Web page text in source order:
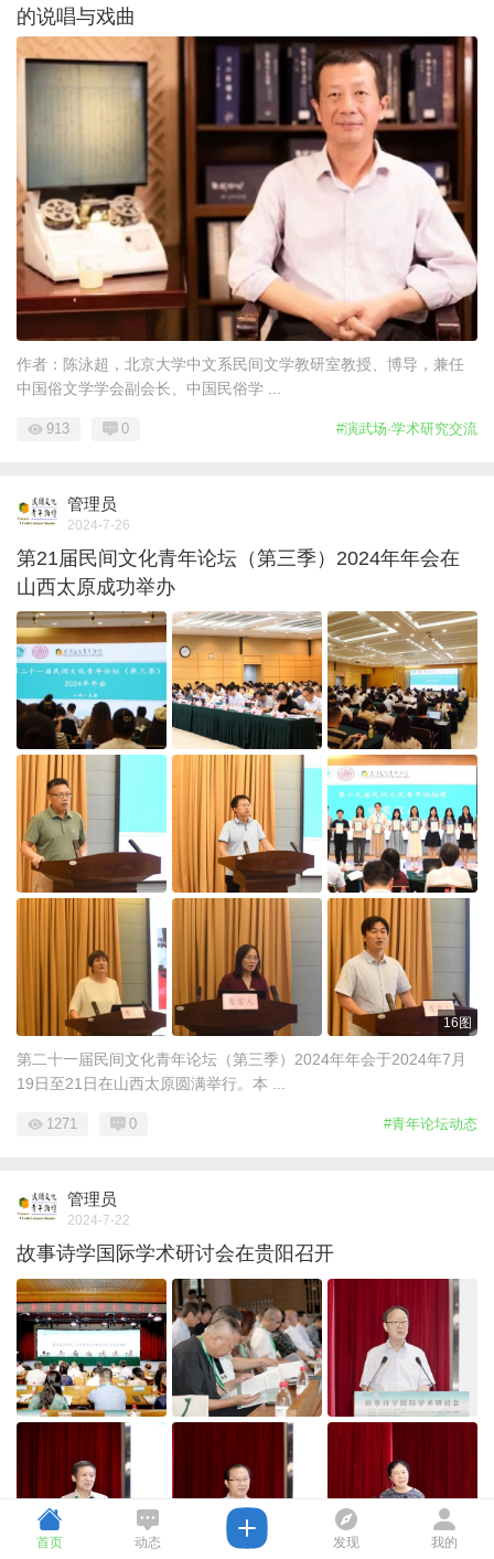
的说唱与戏曲
作者：陈泳超，北京大学中文系民间文学教研室教授、博导，兼任
中国俗文学学会副会长、中国民俗学 ...
#演武场·学术研究交流
913 0
管理员
2024-7-26
第21届民间文化青年论坛（第三季）2024年年会在
山西太原成功举办
16图
第二十一届民间文化青年论坛（第三季）2024年年会于2024年7月
19日至21日在山西太原圆满举行。本 ...
#青年论坛动态
1271 0
管理员
2024-7-22
故事诗学国际学术研讨会在贵阳召开
首页 动态 发现 我的